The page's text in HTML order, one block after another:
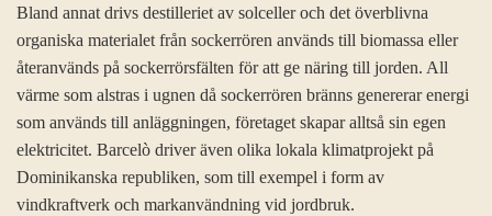
Bland annat drivs destilleriet av solceller och det överblivna
organiska materialet från sockerrören används till biomassa eller
återanvänds på sockerrörsfälten för att ge näring till jorden. All
värme som alstras i ugnen då sockerrören bränns genererar energi
som används till anläggningen, företaget skapar alltså sin egen
elektricitet. Barcelò driver även olika lokala klimatprojekt på
Dominikanska republiken, som till exempel i form av
vindkraftverk och markanvändning vid jordbruk.